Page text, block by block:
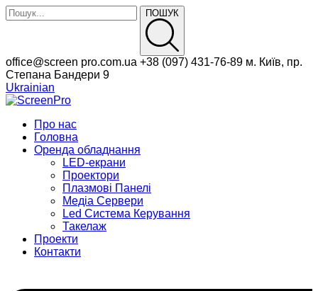
ПОШУК
Facebook
Profile
Instagram
Profile
office@screen pro.com.ua +38 (097) 431-76-89 м. Київ, пр.
Степана Бандери 9
Ukrainian
Про нас
Головна
Оренда обладнання
LED-екрани
Проектори
Плазмові Панелі
Медіа Сервери
Led Система Керування
Такелаж
Проекти
Контакти